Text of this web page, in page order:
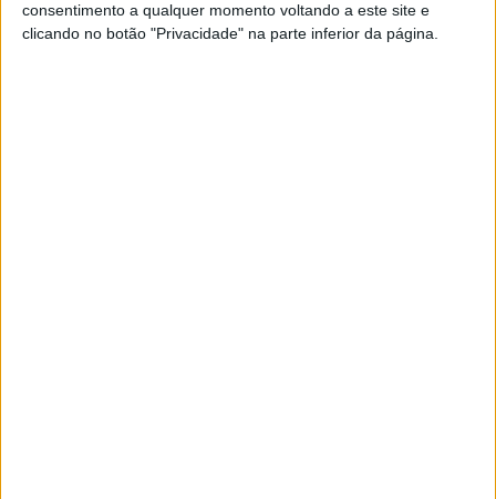
consentimento a qualquer momento voltando a este site e
clicando no botão "Privacidade" na parte inferior da página.
MotoGP: Ducati domina segundo dia de
testes das futuras 850cc